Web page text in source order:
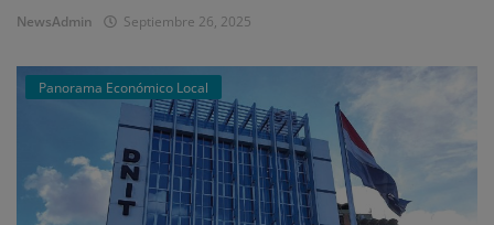
NewsAdmin Septiembre 26, 2025
Panorama Económico Local